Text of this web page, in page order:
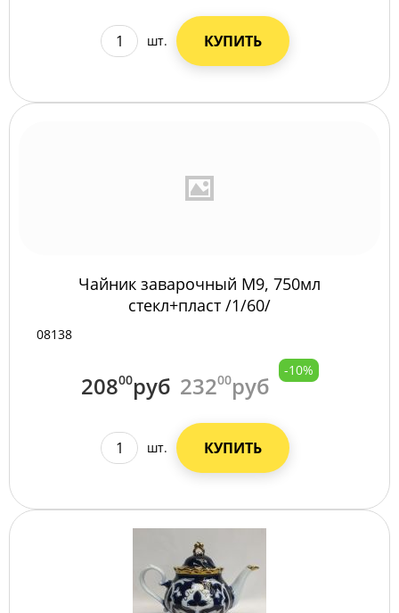
шт. КУПИТЬ
Чайник заварочный М9, 750мл
стекл+пласт /1/60/
08138
20800руб 23200руб
-10%
шт. КУПИТЬ